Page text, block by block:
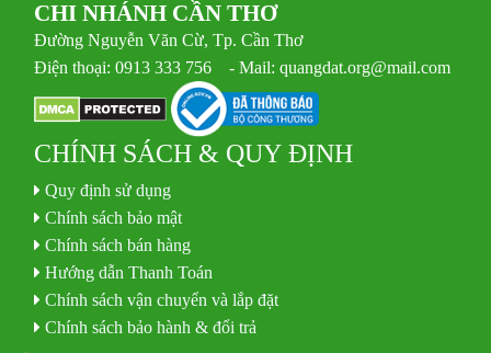
CHI NHÁNH CẦN THƠ
Đường Nguyễn Văn Cừ, Tp. Cần Thơ
Điện thoại: 0913 333 756 - Mail: quangdat.org@mail.com
CHÍNH SÁCH & QUY ĐỊNH
Quy định sử dụng
Chính sách bảo mật
Chính sách bán hàng
Hướng dẫn Thanh Toán
Chính sách vận chuyển và lắp đặt
Chính sách bảo hành & đổi trả